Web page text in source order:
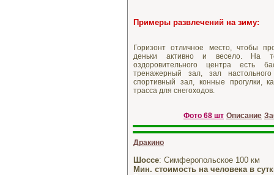
Примеры развлечений на зиму:
Горизонт отличное место, чтобы
деньки активно и весело. На
оздоровительного центра есть
тренажерный зал, зал
спортивный зал, конные прогулки,
трасса для снегоходов.
Фото 68 шт Описание
Дракино
Шоссе: Симферопольское 100 км
Мин. стоимость на человека в